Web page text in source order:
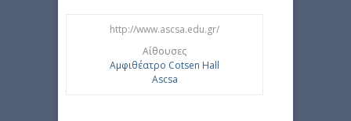
http://www.ascsa.edu.gr/
Αίθουσες
Αμφιθέατρο Cotsen Hall
Ascsa